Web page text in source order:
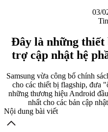
03/
Đây là những thiết
trợ cập nhật hệ
Samsung vừa công bố chính
cho các thiết bị flagship, đưa
những thương hiệu Android
nhất cho các bản cập
Nội dung bài viết